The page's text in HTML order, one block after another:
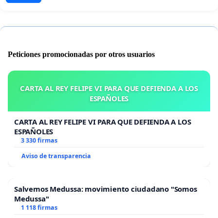
Peticiones promocionadas por otros usuarios
CARTA AL REY FELIPE VI PARA QUE DEFIENDA A LOS
ESPAÑOLES
CARTA AL REY FELIPE VI PARA QUE DEFIENDA A LOS
ESPAÑOLES
3 330 firmas
Aviso de transparencia
Salvemos Medussa: movimiento ciudadano "Somos
Medussa"
1 118 firmas